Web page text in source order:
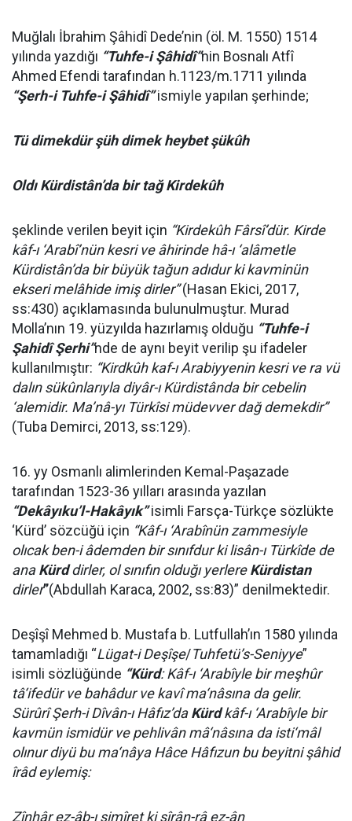
Muğlalı İbrahim Şâhidî Dede’nin (öl. M. 1550) 1514
yılında yazdığı “Tuhfe-i Şâhidî”nin Bosnalı Atfî
Ahmed Efendi tarafından h.1123/m.1711 yılında
“Şerh-i Tuhfe-i Şâhidî”ismiyle yapılan şerhinde;
Tü dimekdür şüh dimek heybet şükûh
Oldı Kürdistân’da bir tağ Kirdekûh
şeklinde verilen beyit için “Kirdekûh Fârsî’dür. Kirde
kâf-ı ‘Arabî’nün kesri ve âhirinde hâ-ı ‘alâmetle
Kürdistân’da bir büyük tağun adıdur ki kavminün
ekseri melâhide imiş dirler”(Hasan Ekici, 2017,
ss:430) açıklamasında bulunulmuştur. Murad
Molla’nın 19. yüzyılda hazırlamış olduğu “Tuhfe-i
Şahidî Şerhi”nde de aynı beyit verilip şu ifadeler
kullanılmıştır: “Kirdkûh kaf-ı Arabiyyenin kesri ve ra vü
dalın sükûnlarıyla diyâr-ı Kürdistânda bir cebelin
‘alemidir. Ma’nâ-yı Türkîsi müdevver dağ demekdir”
(Tuba Demirci, 2013, ss:129).
16. yy Osmanlı alimlerinden Kemal-Paşazade
tarafından 1523-36 yılları arasında yazılan
“Dekâyıku’l-Hakâyık”isimli Farsça-Türkçe sözlükte
‘Kürd’ sözcüğü için “Kâf-ı ‘Arabînün zammesiyle
olıcak ben-i âdemden bir sınıfdur ki lisân-ı Türkîde de
anaKürddirler, ol sınıfın olduğı yerlereKürdistan
dirler”(Abdullah Karaca, 2002, ss:83)” denilmektedir.
Deşîşî Mehmed b. Mustafa b. Lutfullah’ın 1580 yılında
tamamladığı “Lügat-i Deşîşe/Tuhfetü’s-Seniyye”
isimli sözlüğünde “Kürd: Kâf-ı ‘Arabîyle bir meşhûr
tâ‘ifedür ve bahâdur ve kavî ma‘nâsına da gelir.
Sürûrî Şerh-i Dîvân-ı Hâfız’daKürdkâf-ı ‘Arabîyle bir
kavmün ismidür ve pehlivân mâ‘nâsına da isti‘mâl
olınur diyü bu ma‘nâya Hâce Hâfızun bu beyitni şâhid
îrâd eylemiş:
Zînhâr ez-âb-ı şimîret ki şîrân-râ ez-ân